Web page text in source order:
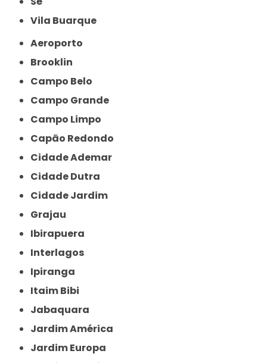
Vila Buarque
Aeroporto
Brooklin
Campo Belo
Campo Grande
Campo Limpo
Capão Redondo
Cidade Ademar
Cidade Dutra
Cidade Jardim
Grajau
Ibirapuera
Interlagos
Ipiranga
Itaim Bibi
Jabaquara
Jardim América
Jardim Europa